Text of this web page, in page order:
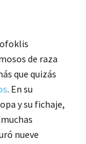
de raza
que quizás
. En su
y su fichaje,
nueve